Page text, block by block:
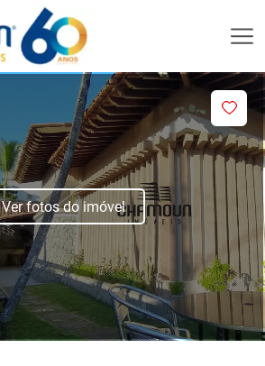
Ver fotos do imóvel